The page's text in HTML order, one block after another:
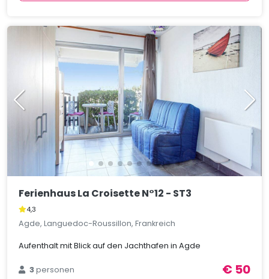
Ferienhaus La Croisette N°12 - ST3
4,3
Agde, Languedoc-Roussillon, Frankreich
Aufenthalt mit Blick auf den Jachthafen in Agde
3personen
€ 50